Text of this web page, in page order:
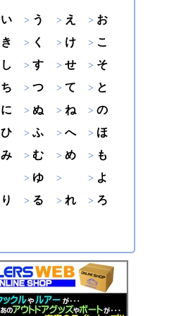
い う え
お
き く け
こ
し す せ
そ
ち つ て
と
に ぬ ね
の
ひ ふ へ
ほ
み む め
も
ゆ
よ
り る れ
ろ